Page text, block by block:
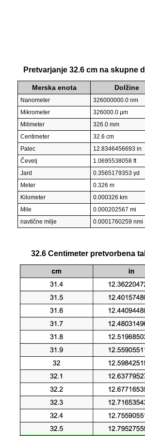
Pretvarjanje 32.6 cm na skupne
Merska enota Dolžine
Nanometer
326000000.0 nm
Mikrometer
326000.0 µm
Milimeter
326.0 mm
Centimeter
32.6 cm
Palec
12.8346456693 in
Čevelj
1.0695538058 ft
Jard
0.3565179353 yd
Meter
0.326 m
Kilometer
0.000326 km
Mile
0.000202567 mi
navtične milje
0.0001760259 nmi
32.6 Centimeter pretvorbena